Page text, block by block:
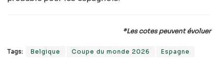
*Les cotes peuvent évoluer
Tags: Belgique Coupe du monde 2026 Espagne